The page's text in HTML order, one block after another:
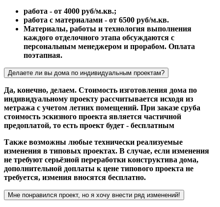
работа - от 4000 руб/м.кв.;
работа с материалами - от 6500 руб/м.кв.
Материалы, работы и технология выполнения
каждого отделочного этапа обсуждаются с
персональным менеджером и прорабом. Оплата
поэтапная.
Делаете ли вы дома по индивидуальным проектам?
Да, конечно, делаем. Стоимость изготовления дома по
индивидуальному проекту рассчитывается исходя из
метража с учетом летних помещений. При заказе сруба
стоимость эскизного проекта является частичной
предоплатой, то есть проект будет - бесплатным
Также возможны любые технически реализуемые
изменения в типовых проектах. В случае, если изменения
не требуют серьёзной переработки конструктива дома,
дополнительной доплаты к цене типового проекта не
требуется, измения вносятся бесплатно.
Мне понравился проект, но я хочу внести ряд изменений!